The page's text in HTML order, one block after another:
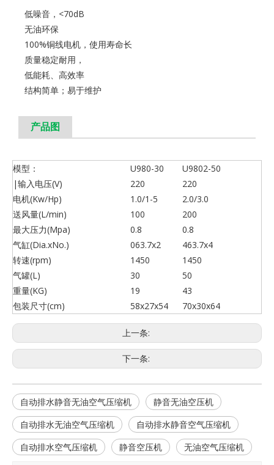
低噪音，<70dB
无油环保
100%铜线电机，使用寿命长
质量稳定耐用，
低能耗、高效率
结构简单；易于维护
产品图
模型： U980-30
U9802-50
|输入电压(V)
220
220
电机(Kw/Hp)
1.0/1-5
2.0/3.0
送风量(L/min)
100
200
最大压力(Mpa)
0.8
0.8
气缸(Dia.xNo.)
063.7x2
463.7x4
转速(rpm)
1450
1450
气罐(L)
30
50
重量(KG)
19
43
包装尺寸(cm)
58x27x54 70x30x64
上一条:
下一条:
自动排水静音无油空气压缩机
静音无油空压机
自动排水无油空气压缩机
自动排水静音空气压缩机
自动排水空气压缩机
静音空压机 无油空气压缩机